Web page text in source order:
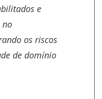
e
no
os riscos
de domínio